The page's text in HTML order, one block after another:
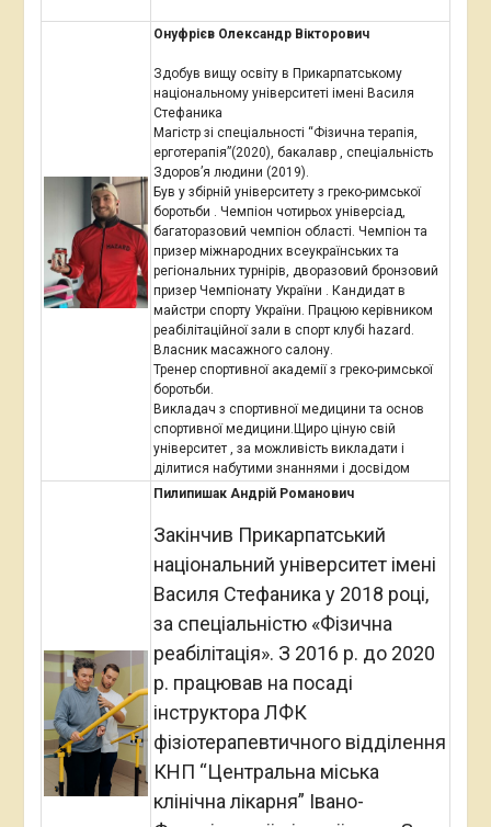
Онуфрієв Олександр Вікторович
Здобув вищу освіту в Прикарпатському
національному університеті імені Василя
Стефаника
Магістр зі спеціальності “Фізична терапія,
ерготерапія”(2020), бакалавр , спеціальність
Здоров’я людини (2019).
Був у збірній університету з греко-римської
боротьби . Чемпіон чотирьох універсіад,
багаторазовий чемпіон області. Чемпіон та
призер міжнародних всеукраїнських та
регіональних турнірів, дворазовий бронзовий
призер Чемпіонату України . Кандидат в
майстри спорту України. Працюю керівником
реабілітаційної зали в спорт клубі hazard.
Власник масажного салону.
Тренер спортивної академії з греко-римської
боротьби.
Викладач з спортивної медицини та основ
спортивної медицини.Щиро ціную свій
університет , за можливість викладати і
ділитися набутими знаннями і досвідом
Пилипишак Андрій Романович
Закінчив Прикарпатський
національний університет імені
Василя Стефаника у 2018 році,
за спеціальністю «Фізична
реабілітація». З 2016 р. до 2020
р. працював на посаді
інструктора ЛФК
фізіотерапевтичного відділення
КНП “Центральна міська
клінічна лікарня” Івано-